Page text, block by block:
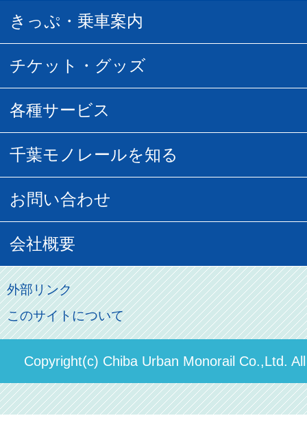
所要時間
空の散歩道
URBAN FLYER時刻表
普通運賃
団体乗車
貸切列車
きっぷ・乗車案内
乗車券の種類
フリーきっぷ
記念切符
割引制度
その他のご案内
パスモのご案内
チケット・グッズ
駅窓口販売チケット
葭川となみグッズ
初音ミクグッズ
俺の妹。
各種サービス
モノちゃんトラベル
広告募集
直営駐車場パーク＆ライド
ステーションギャラリー
駅構内出店者様募集
千葉モノレールを知る
営業距離世界最長
モノちゃん
お問い合わせ
お客様の声
よくあるご質問
お問い合わせ先
会社概要
会社概要
社長ごあいさつ
決算概要
輸送人員の推移（PDF）
外部リンク
このサイトについて
Copyright(c) Chiba Urban Monorail Co.,Ltd.